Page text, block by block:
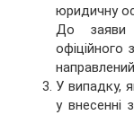
юридичну
До заяви
офіційного
У випадку,
у внесенні